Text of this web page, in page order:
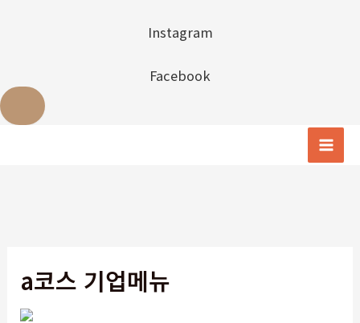
Instagram
Facebook
Main
a코스 기업메뉴